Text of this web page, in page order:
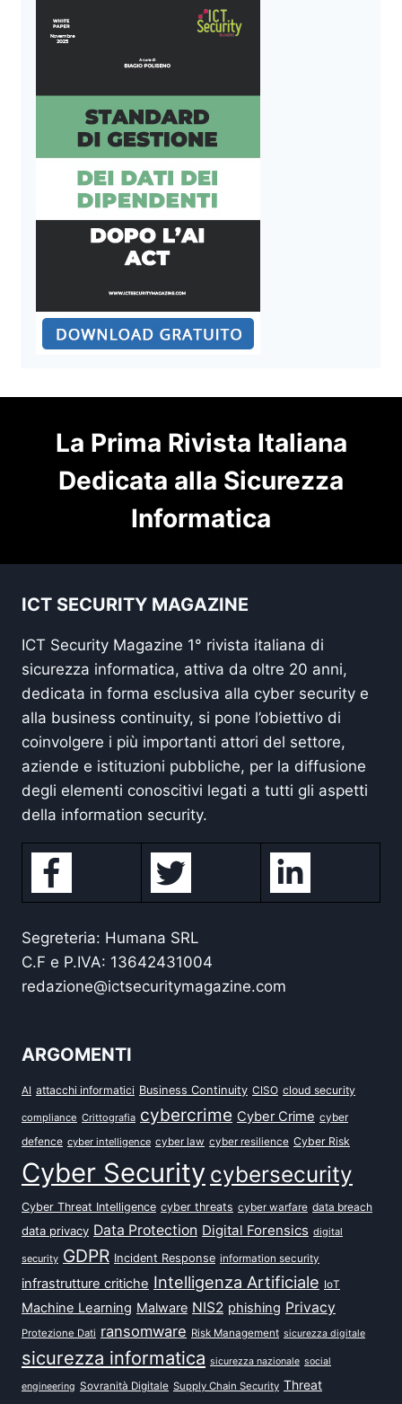
La Prima Rivista Italiana
Dedicata alla Sicurezza
Informatica
ICT SECURITY MAGAZINE
ICT Security Magazine 1° rivista italiana di
sicurezza informatica, attiva da oltre 20 anni,
dedicata in forma esclusiva alla cyber security e
alla business continuity, si pone l’obiettivo di
coinvolgere i più importanti attori del settore,
aziende e istituzioni pubbliche, per la diffusione
degli elementi conoscitivi legati a tutti gli aspetti
della information security.
Segreteria: Humana SRL
C.F e P.IVA: 13642431004
redazione@ictsecuritymagazine.com
ARGOMENTI
AI attacchi informatici Business Continuity CISO cloud security
compliance Crittografia cybercrime Cyber Crime cyber
defence cyber intelligence cyber law cyber resilience Cyber Risk
Cyber Security cybersecurity
Cyber Threat Intelligence cyber threats cyber warfare data breach
data privacy Data Protection Digital Forensics digital
security GDPR Incident Response information security
infrastrutture critiche Intelligenza Artificiale IoT
Machine Learning Malware NIS2 phishing Privacy
Protezione Dati ransomware Risk Management sicurezza digitale
sicurezza informatica sicurezza nazionale social
engineering Sovranità Digitale Supply Chain Security Threat